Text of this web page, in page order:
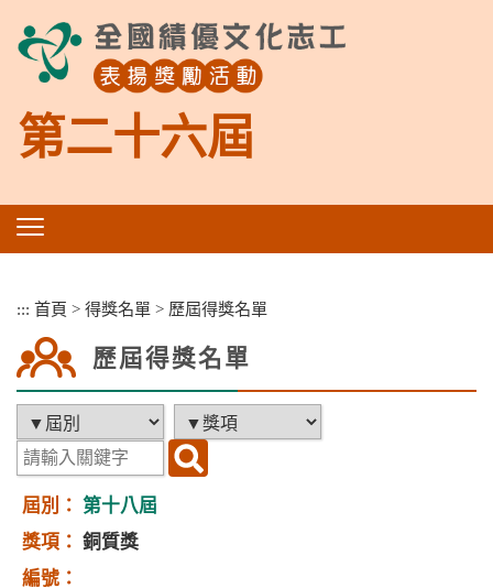
第二十六屆
::: 首頁 > 得獎名單 > 歷屆得獎名單
歷屆得獎名單
第十八屆
銅質獎